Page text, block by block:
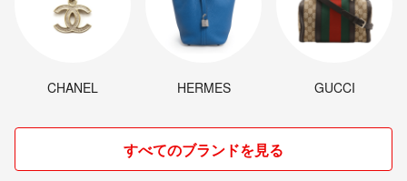
CHANEL HERMES GUCCI
すべてのブランドを見る